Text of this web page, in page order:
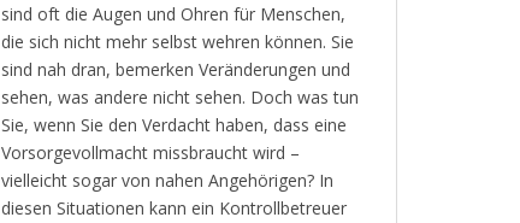
sind oft die Augen und Ohren für Menschen,
die sich nicht mehr selbst wehren können. Sie
sind nah dran, bemerken Veränderungen und
sehen, was andere nicht sehen. Doch was tun
Sie, wenn Sie den Verdacht haben, dass eine
Vorsorgevollmacht missbraucht wird –
vielleicht sogar von nahen Angehörigen? In
diesen Situationen kann ein Kontrollbetreuer